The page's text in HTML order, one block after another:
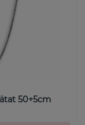
50+5cm